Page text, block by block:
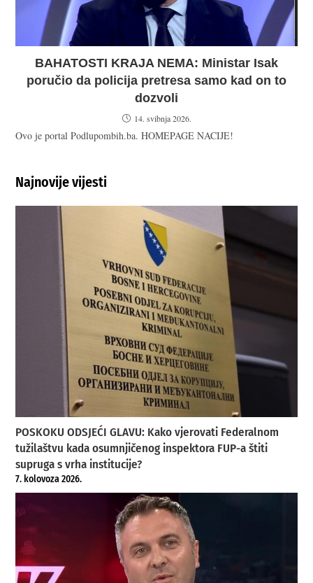
BAHATOSTI KRAJA NEMA: Ministar Isak
poručio da policija pretresa samo kad on to
dozvoli
14. svibnja 2026.
Ovo je portal Podlupombih.ba. HOMEPAGE NACIJE!
Najnovije vijesti
POSKOKU ODSJEĆI GLAVU: Kako vjerovati Federalnom
tužilaštvu kada osumnjičenog inspektora FUP-a štiti
supruga s vrha institucije?
7. kolovoza 2026.